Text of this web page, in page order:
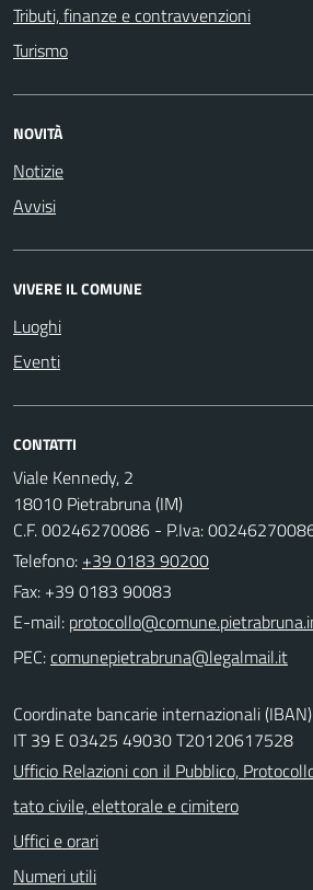
Tributi, finanze e contravvenzioni
Turismo
NOVITÀ
Notizie
Avvisi
VIVERE IL COMUNE
Luoghi
Eventi
CONTATTI
Viale Kennedy, 2
18010 Pietrabruna (IM)
C.F. 00246270086 - P.Iva:
Telefono: +39 0183 90200
Fax: +39 0183 90083
E-mail:
PEC:
Coordinate bancarie internazionali
IT 39 E 03425 49030 T20120617528
Ufficio Relazioni con il Pubblico,
tato civile, elettorale e cimitero
Uffici e orari
Numeri utili